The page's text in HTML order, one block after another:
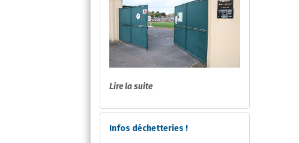
Lire la suite
Infos déchetteries !